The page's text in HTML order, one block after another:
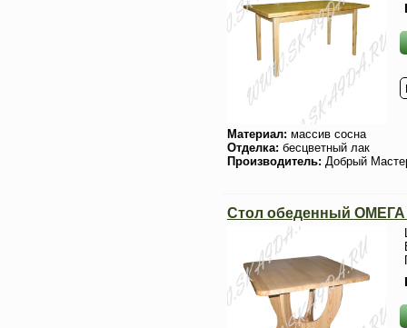
Материал: массив сосна
Отделка: бесцветный лак
Производитель: Добрый
Стол обеденный ОМЕГА